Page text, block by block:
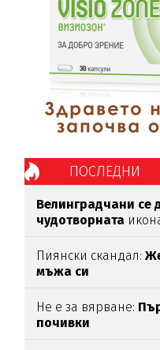
ПОСЛЕДНИ
Велинградчани се
чудотворната
Пиянски скандал:
мъжа си
Не е за вярване:
почивки